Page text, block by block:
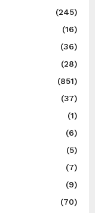
(245)
(16)
(36)
(28)
(851)
(37)
(1)
(6)
(5)
(7)
(9)
(70)